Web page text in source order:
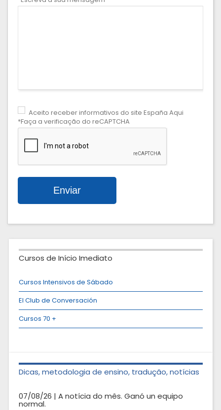
Aceito receber informativos do site España Aqui
*Faça a verificação do reCAPTCHA
Cursos de Início Imediato
Cursos Intensivos de Sábado
El Club de Conversación
Cursos 70 +
Dicas, metodologia de ensino, tradução, notícias
07/08/26 | A notícia do mês. Ganó un equipo
normal.